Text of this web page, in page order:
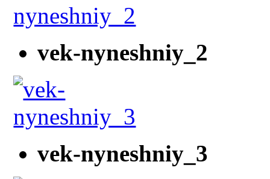
vek-nyneshniy_2
vek-nyneshniy_3